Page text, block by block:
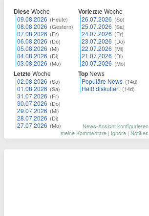
DieseWoche
09.08.2026 (Heute)
08.08.2026 (Gestern)
07.08.2026 (Fr)
06.08.2026 (Do)
05.08.2026 (Mi)
04.08.2026 (Di)
03.08.2026 (Mo)
LetzteWoche
02.08.2026 (So)
01.08.2026 (Sa)
31.07.2026 (Fr)
30.07.2026 (Do)
29.07.2026 (Mi)
28.07.2026 (Di)
27.07.2026 (Mo)
VorletzteWoche
26.07.2026 (So)
25.07.2026 (Sa)
24.07.2026 (Fr)
23.07.2026 (Do)
22.07.2026 (Mi)
21.07.2026 (Di)
20.07.2026 (Mo)
Top News
Populäre News (14d)
Heiß diskutiert (14d)
News-Ansicht konfigurieren
meine Kommentare | Ignore | Notifies